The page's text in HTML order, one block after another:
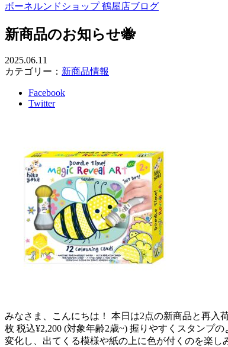
ボーネルンドショップ 鶴屋店ブログ
新商品のお知らせ🐝
2025.06.11
カテゴリー： 新商品情報
Facebook
Twitter
みなさま、こんにちは！ 本日は2点の新商品と再入
枚 税込¥2,200 (対象年齢2歳~) 握りやすくスタンプ
変化し、出てくる模様や紙の上に色が付くのを楽